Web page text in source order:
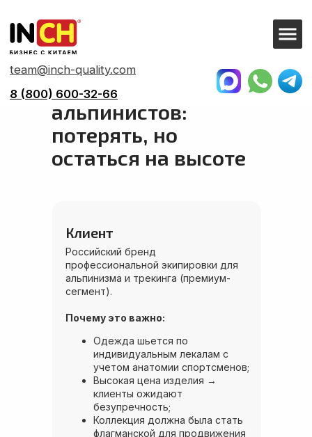
team@inch-quality.com
8 (800) 600-32-66
Главная>Кейсы> Экипировка альпинистов
Экипировка для
альпинистов:
потерять, но
остаться на высоте
Российский бренд
профессиональной экипировки для
альпинизма и трекинга (премиум-
сегмент).
Почему это важно:
Одежда шьется по
индивидуальным лекалам с
учетом анатомии спортсменов;
Высокая цена изделия →
клиенты ожидают
безупречность;
Коллекция должна была стать
флагманской для продвижения
Клиент